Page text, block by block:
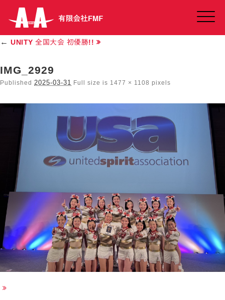
Click
← UNITY 全国大会 初優勝!!
IMG_2929
Published 2025-03-31 Full size is 1477 × 1108 pixels